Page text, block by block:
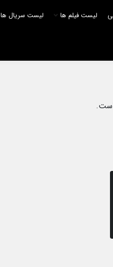
لیست فیلم ها لیست سریال ها
است.